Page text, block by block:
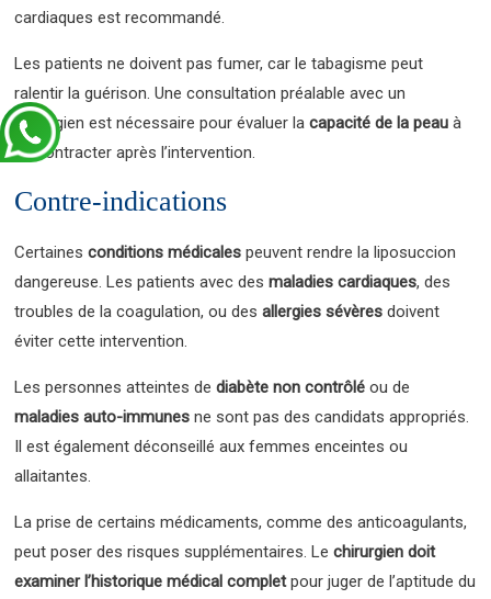
cardiaques est recommandé.
Les patients ne doivent pas fumer, car le tabagisme peut
ralentir la guérison. Une consultation préalable avec un
chirurgien est nécessaire pour évaluer lacapacité de la peau à
se contracter après l’intervention.
Contre-indications
Certainesconditions médicales peuvent rendre la liposuccion
dangereuse. Les patients avec desmaladies cardiaques, des
troubles de la coagulation, ou desallergies sévères doivent
éviter cette intervention.
Les personnes atteintes dediabète non contrôlé ou de
maladies auto-immunes ne sont pas des candidats appropriés.
Il est également déconseillé aux femmes enceintes ou
allaitantes.
La prise de certains médicaments, comme des anticoagulants,
peut poser des risques supplémentaires. Lechirurgien doit
examiner l’historique médical completpour juger de l’aptitude du